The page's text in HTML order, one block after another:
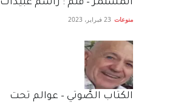
المستمر – قلم : راسم عبيدات
منوعات 23 فبراير، 2023
الكتاب الصَّوتي – عوالم تحت